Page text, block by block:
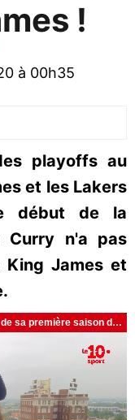
!
à 00h35
playoffs au
et les Lakers
début de la
Curry n'a pas
King James et